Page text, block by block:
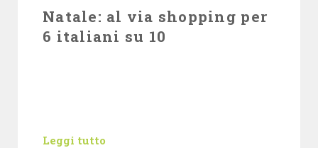
Natale: al via shopping per
6 italiani su 10
Leggi tutto